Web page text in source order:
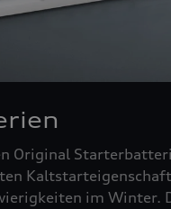
Original
im Winter.